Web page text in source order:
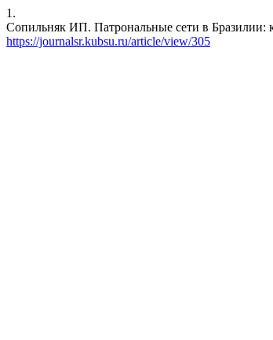
1.
Сопильняк ИП. Патрональные сети в Бразилии:
https://journalsr.kubsu.ru/article/view/305